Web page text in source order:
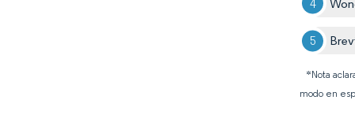
*Nota
modo en